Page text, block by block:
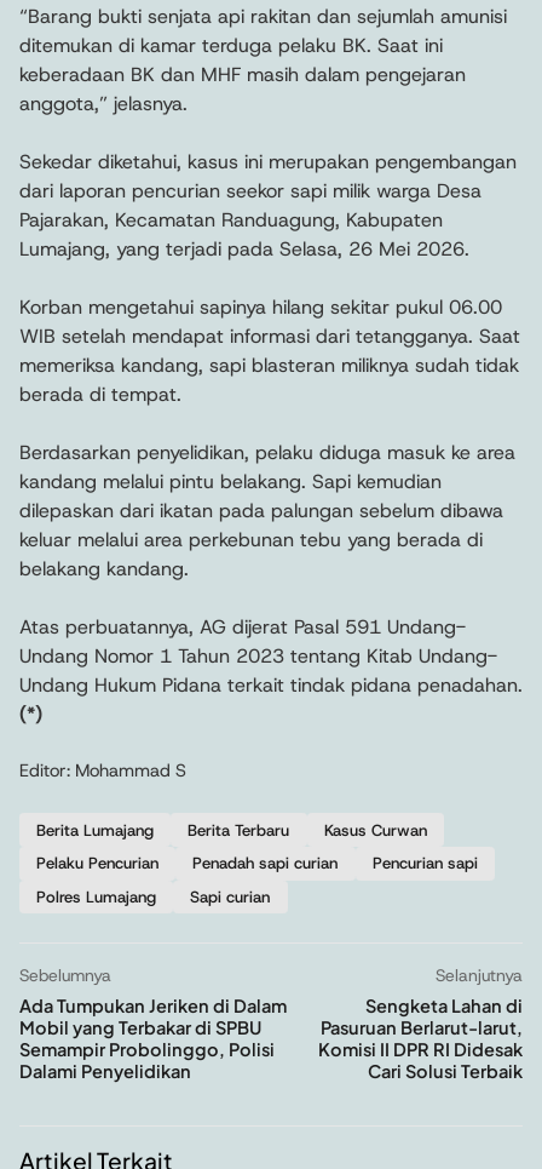
“Barang bukti senjata api rakitan dan sejumlah amunisi
ditemukan di kamar terduga pelaku BK. Saat ini
keberadaan BK dan MHF masih dalam pengejaran
anggota,” jelasnya.
Sekedar diketahui, kasus ini merupakan pengembangan
dari laporan pencurian seekor sapi milik warga Desa
Pajarakan, Kecamatan Randuagung, Kabupaten
Lumajang, yang terjadi pada Selasa, 26 Mei 2026.
Korban mengetahui sapinya hilang sekitar pukul 06.00
WIB setelah mendapat informasi dari tetangganya. Saat
memeriksa kandang, sapi blasteran miliknya sudah tidak
berada di tempat.
Berdasarkan penyelidikan, pelaku diduga masuk ke area
kandang melalui pintu belakang. Sapi kemudian
dilepaskan dari ikatan pada palungan sebelum dibawa
keluar melalui area perkebunan tebu yang berada di
belakang kandang.
Atas perbuatannya, AG dijerat Pasal 591 Undang-
Undang Nomor 1 Tahun 2023 tentang Kitab Undang-
Undang Hukum Pidana terkait tindak pidana penadahan.
(*)
Editor: Mohammad S
Berita Lumajang Berita Terbaru
Kasus Curwan
Pelaku Pencurian
Penadah sapi curian
Pencurian sapi
Polres Lumajang
Sapi curian
Sebelumnya
Ada Tumpukan Jeriken di Dalam
Mobil yang Terbakar di SPBU
Semampir Probolinggo, Polisi
Dalami Penyelidikan
Selanjutnya
Sengketa Lahan di
Pasuruan Berlarut-larut,
Komisi II DPR RI Didesak
Cari Solusi Terbaik
Artikel Terkait